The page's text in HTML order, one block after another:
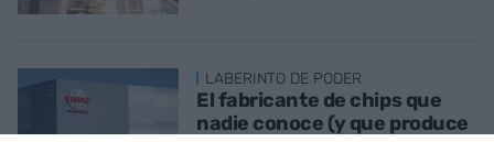
LABERINTO DE PODER
El fabricante de chips que
nadie conoce (y que produce